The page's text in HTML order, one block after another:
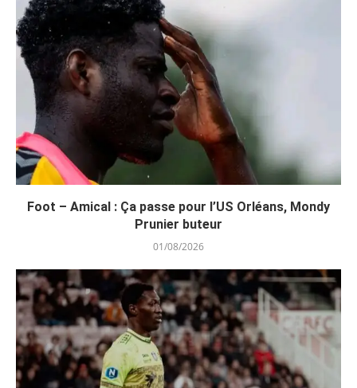
Foot – Amical : Ça passe pour l’US Orléans, Mondy
Prunier buteur
01/08/2026